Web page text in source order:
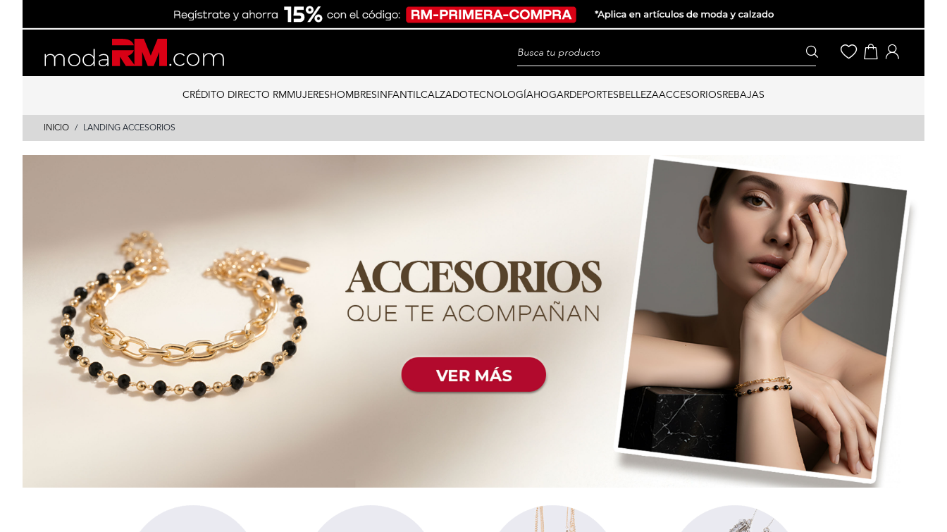
content
navigation
CRÉDITO DIRECTO RMMUJERESHOMBRESINFANTILCALZADOTECNOLOGÍAHOGARDEPORTESBELLEZAACCESORIOSREBAJAS
INICIO LANDING ACCESORIOS